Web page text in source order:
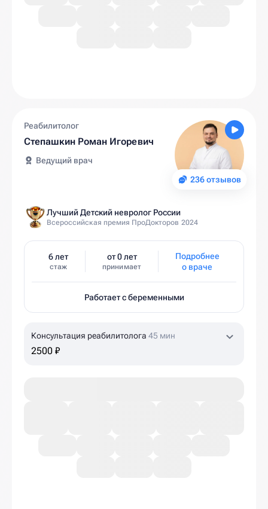
236 отзывов
Реабилитолог
Степашкин Роман Игоревич
Ведущий врач
Лучший Детский невролог России
Всероссийская премия ПроДокторов 2024
6 лет
стаж
от 0 лет
принимает
Подробнее
о враче
Работает с беременными
Консультация реабилитолога 45 мин
2500 ₽